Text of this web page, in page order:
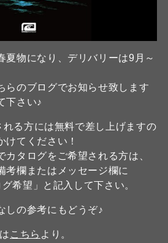
夏物になり、デリバリーは9月～
らのブログでお知らせ致します
下さい♪
れる方には無料で差し上げますの
けてください！
カタログをご希望される方は、
考欄またはメッセージ欄に
希望」と記入して下さい。
しの参考にもどうぞ♪
こちら より。